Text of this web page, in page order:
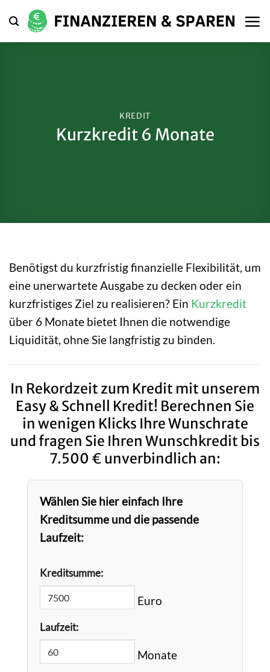
Inhalt
springen
KREDIT
Kurzkredit 6 Monate
Benötigst du kurzfristig finanzielle Flexibilität, um
eine unerwartete Ausgabe zu decken oder ein
kurzfristiges Ziel zu realisieren? Ein Kurzkredit
über 6 Monate bietet Ihnen die notwendige
Liquidität, ohne Sie langfristig zu binden.
In Rekordzeit zum Kredit mit unserem
Easy & Schnell Kredit! Berechnen Sie
in wenigen Klicks Ihre Wunschrate
und fragen Sie Ihren Wunschkredit bis
7.500 € unverbindlich an:
Wählen Sie hier einfach Ihre
Kreditsumme und die passende
Laufzeit:
Kreditsumme:
Euro
Laufzeit:
Monate